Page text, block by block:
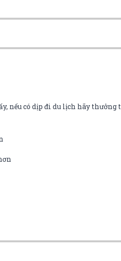
nếu có dịp đi du lịch hãy